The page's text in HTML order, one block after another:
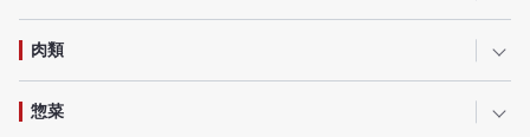
肉類
惣菜